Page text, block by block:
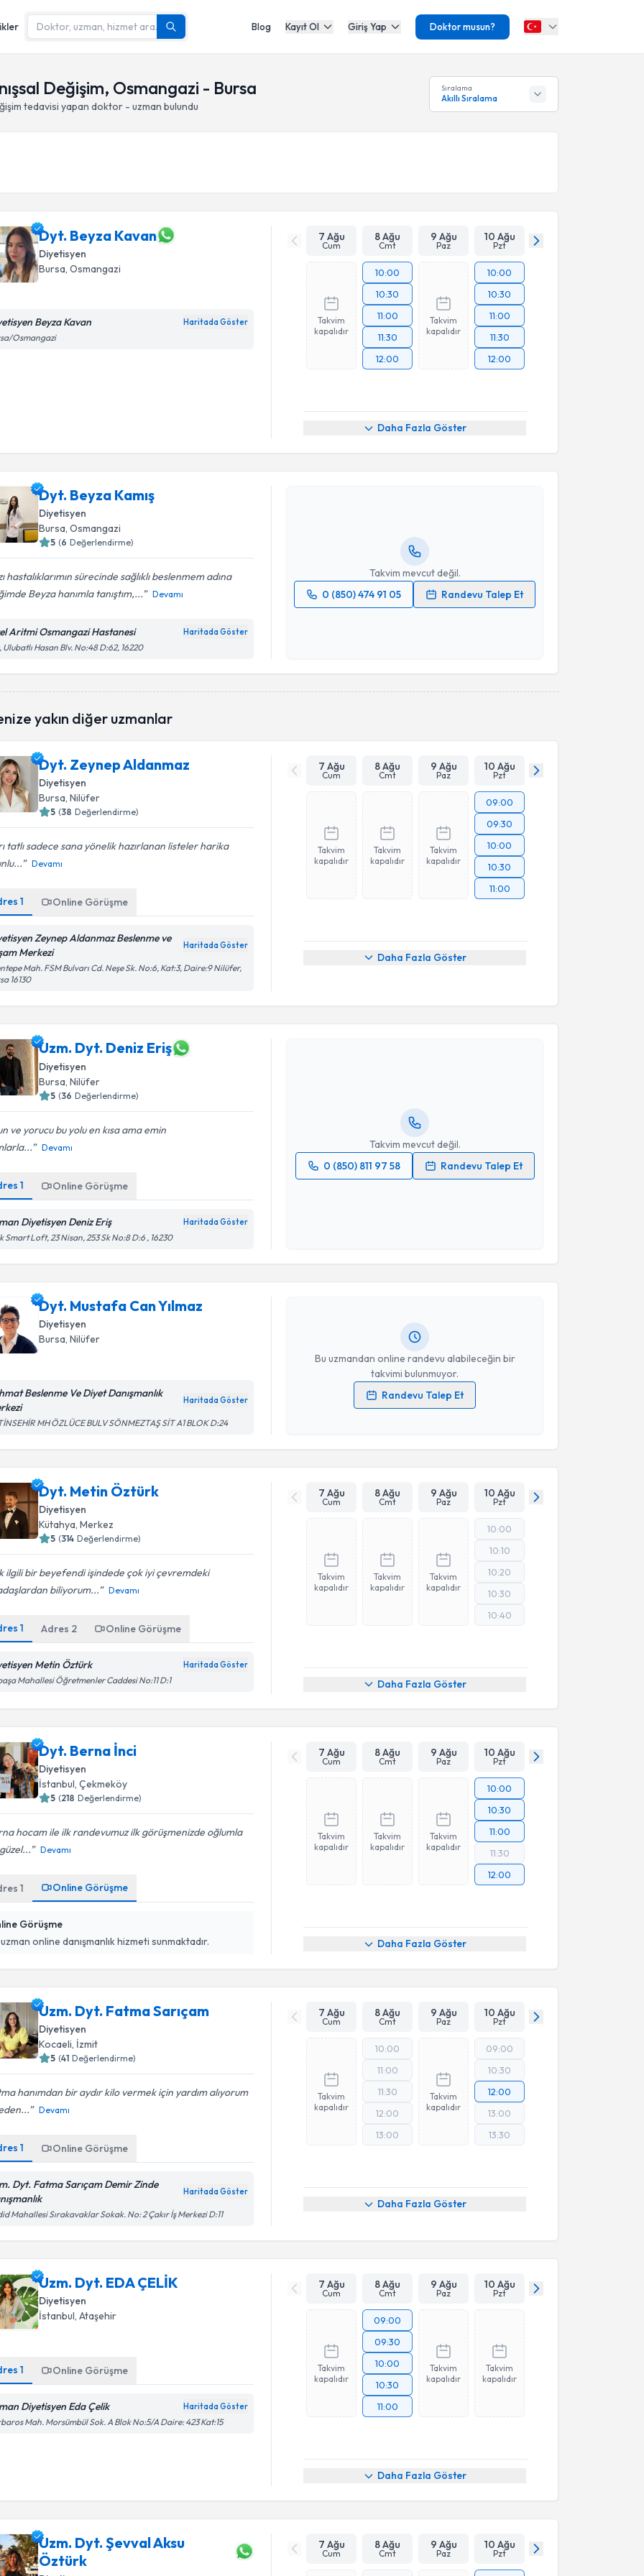
Blog Kayıt Ol Giriş Yap Doktor musun?
Değişim, Osmangazi - Bursa
tedavisi yapan doktor - uzman bulundu
Sıralama
Akıllı Sıralama
Dyt. Beyza Kavan
Diyetisyen
Bursa, Osmangazi
Beyza Kavan Haritada Göster
Osmangazi
7 Ağu
Cum
8 Ağu
Cmt
9 Ağu
Paz
10 Ağu
Pzt
Takvim
kapalıdır
10:00
10:30
11:00
11:30
12:00
Takvim
kapalıdır
10:00
10:30
11:00
11:30
12:00
Daha Fazla Göster
Dyt. Beyza Kamış
Diyetisyen
Bursa , Osmangazi
5 (6 Değerlendirme)
hastalıklarımın sürecinde sağlıklı beslenmem adına
Beyza hanımla tanıştım,...
Devamı
Aritmi Osmangazi Hastanesi Haritada Göster
Ulubatlı Hasan Blv. No:48 D:62, 16220
Takvim mevcut değil.
0 (850) 474 91 05
Randevu Talep Et
Randevu Takvimi Talebi
Dyt. Beyza Kamış
Takvim Talebini Gönder
yakın diğer uzmanlar
Dyt. Zeynep Aldanmaz
Diyetisyen
Bursa , Nilüfer
5 (38 Değerlendirme)
tatlı sadece sana yönelik hazırlanan listeler harika
Devamı
1 Online Görüşme
Zeynep Aldanmaz Beslenme ve
Merkezi
Haritada Göster
Mah. FSM Bulvarı Cd. Neşe Sk. No:6, Kat:3, Daire:9 Nilüfer,
16130
7 Ağu
Cum
8 Ağu
Cmt
9 Ağu
Paz
10 Ağu
Pzt
Takvim
kapalıdır
Takvim
kapalıdır
Takvim
kapalıdır
09:00
09:30
10:00
10:30
11:00
Daha Fazla Göster
Uzm. Dyt. Deniz Eriş
Diyetisyen
Bursa , Nilüfer
5 (36 Değerlendirme)
ve yorucu bu yolu en kısa ama emin
Devamı
1 Online Görüşme
Diyetisyen Deniz Eriş Haritada Göster
Smart Loft, 23 Nisan, 253 Sk No:8 D:6 , 16230
Takvim mevcut değil.
0 (850) 811 97 58
Randevu Talep Et
Takvim Talebini Gönder
Dyt. Mustafa Can Yılmaz
Diyetisyen
Bursa , Nilüfer
Beslenme Ve Diyet Danışmanlık
Haritada Göster
MH ÖZLÜCE BULV SÖNMEZTAŞ SİT A1 BLOK D:24
Bu uzmandan online randevu alabileceğin bir
takvimi bulunmuyor.
Randevu Talep Et
Dyt. Mustafa Can Yılmaziçin randevu takvimi talebi oluşturun.
Size bu uzmandan randevu almanız için bir takvim
Kişisel verilerimin işlenmesine ilişkinAydınlatma Metni
Dyt. Metin Öztürk
Diyetisyen
Kütahya , Merkez
5 (314 Değerlendirme)
ilgili bir beyefendi işindede çok iyi çevremdeki
biliyorum...
Devamı
1 Adres 2 Online Görüşme
Metin Öztürk Haritada Göster
Mahallesi Öğretmenler Caddesi No:11 D:1
7 Ağu
Cum
8 Ağu
Cmt
9 Ağu
Paz
10 Ağu
Pzt
Takvim
kapalıdır
Takvim
kapalıdır
Takvim
kapalıdır
10:00
10:10
10:20
10:30
10:40
Daha Fazla Göster
Dyt. Berna İnci
Diyetisyen
İstanbul, Çekmeköy
5 (218 Değerlendirme)
hocam ile ilk randevumuz ilk görüşmenizde oğlumla
Devamı
1 Online Görüşme
Görüşme
online danışmanlık hizmeti sunmaktadır.
7 Ağu
Cum
8 Ağu
Cmt
9 Ağu
Paz
10 Ağu
Pzt
Takvim
kapalıdır
Takvim
kapalıdır
Takvim
kapalıdır
10:00
10:30
11:00
11:30
12:00
Daha Fazla Göster
Uzm. Dyt. Fatma Sarıçam
Diyetisyen
Kocaeli, İzmit
5 (41 Değerlendirme)
hanımdan bir aydır kilo vermek için yardım alıyorum
Devamı
1 Online Görüşme
Dyt. Fatma Sarıçam Demir Zinde
Haritada Göster
Mahallesi Sırakavaklar Sokak. No: 2 Çakır İş Merkezi D:11
7 Ağu
Cum
8 Ağu
Cmt
9 Ağu
Paz
10 Ağu
Pzt
Takvim
kapalıdır
10:00
11:00
11:30
12:00
13:00
Takvim
kapalıdır
09:00
10:30
12:00
13:00
13:30
Daha Fazla Göster
Uzm. Dyt. EDA ÇELİK
Diyetisyen
İstanbul, Ataşehir
1 Online Görüşme
Diyetisyen Eda Çelik Haritada Göster
Mah. Morsümbül Sok. A Blok No:5/A Daire: 423 Kat:15
7 Ağu
Cum
8 Ağu
Cmt
9 Ağu
Paz
10 Ağu
Pzt
Takvim
kapalıdır
09:00
09:30
10:00
10:30
11:00
Takvim
kapalıdır
Takvim
kapalıdır
Daha Fazla Göster
Uzm. Dyt. Şevval Aksu
Öztürk
7 Ağu
Cum
8 Ağu
Cmt
9 Ağu
Paz
10 Ağu
Pzt